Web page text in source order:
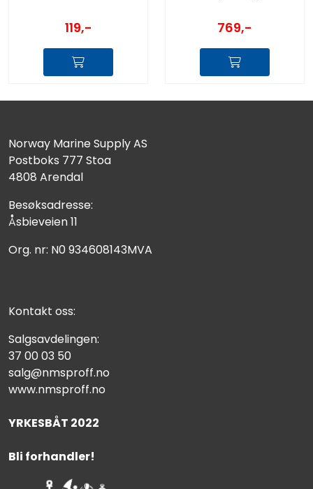
119,- 769,-
Norway Marine Supply AS
Postboks 777 Stoa
4808 Arendal
Besøksadresse:
Åsbieveien 11
Org. nr: N0 934608143MVA
Kontakt oss:
Salgsavdelingen:
37 00 03 50
salg@nmsproff.no
www.nmsproff.no
YRKESBÅT 2022
Bli forhandler!